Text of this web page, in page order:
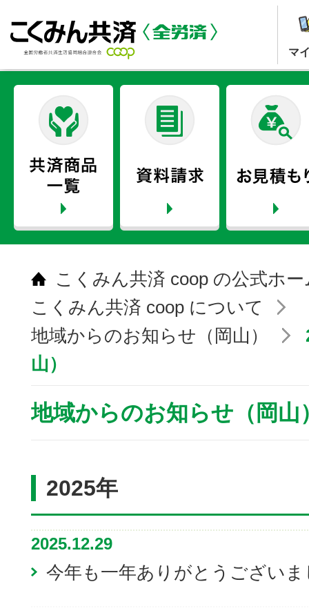
マ
こくみん共済 coop の公式ホ
こくみん共済 coop について
地域からのお知らせ（岡山）
山）
地域からのお知らせ（岡山
2025年
2025.12.29
今年も一年ありがとうございま